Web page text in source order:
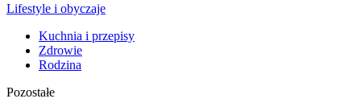
Lifestyle i obyczaje
Kuchnia i przepisy
Zdrowie
Rodzina
Pozostałe